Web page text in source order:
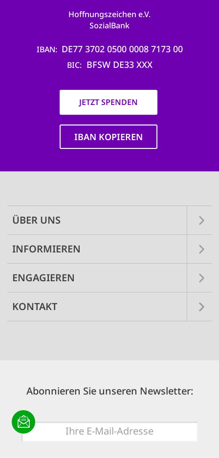
Hoffnungszeichen e.V.
SozialBank
IBAN DE77 3702 0500 0008 7173 00
BIC BFSW DE33 XXX
JETZT SPENDEN
IBAN KOPIEREN
ÜBER UNS
INFORMIEREN
ENGAGIEREN
KONTAKT
Abonnieren Sie unseren Newsletter:
E-
Mail